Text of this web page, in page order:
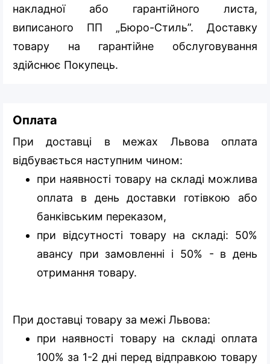
накладної або гарантійного листа,
виписаного ПП „Бюро-Стиль”. Доставку
товару на гарантійне обслуговування
здійснює Покупець.
Оплата
При доставці в межах Львова оплата
відбувається наступним чином:
при наявності товару на складі можлива
оплата в день доставки готівкою або
банківським переказом,
при відсутності товару на складі: 50%
авансу при замовленні і 50% - в день
отримання товару.
При доставці товару за межі Львова:
при наявності товару на складі оплата
100% за 1-2 дні перед відправкою товару